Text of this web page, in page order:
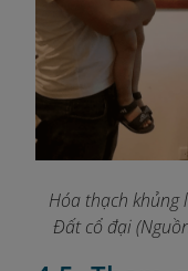
Hóa thạch khủng
Đất cổ đại